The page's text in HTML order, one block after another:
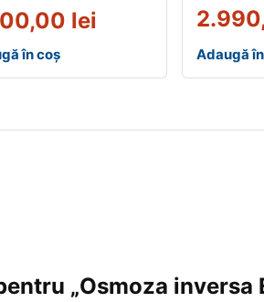
lei
în coș Adaugă
„Osmoza inversa